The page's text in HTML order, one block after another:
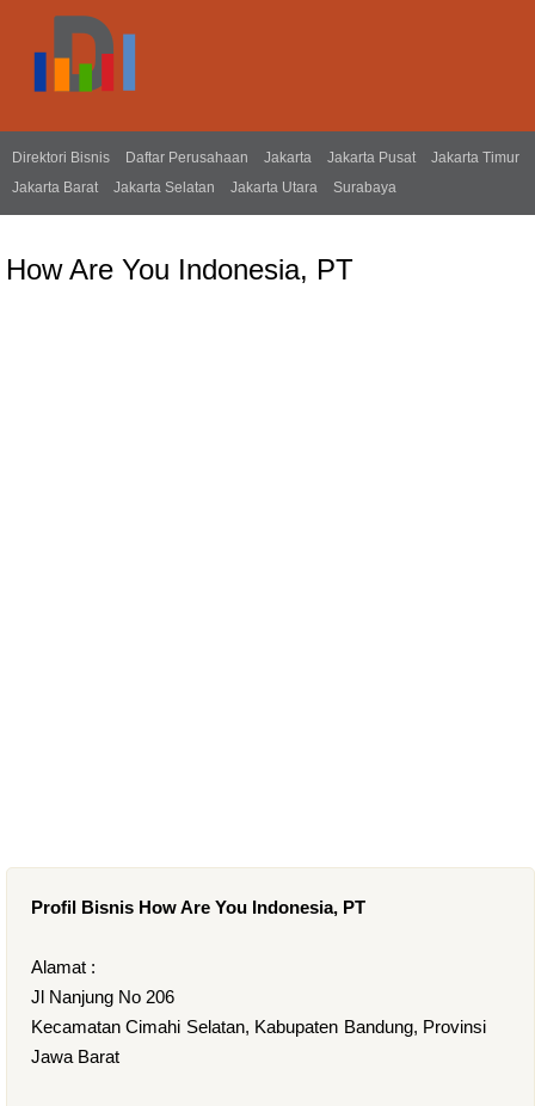
Direktori Bisnis Daftar Perusahaan Jakarta Jakarta Pusat
Jakarta Timur
Jakarta Barat
Jakarta Selatan Jakarta Utara Surabaya
How Are You Indonesia, PT
Profil Bisnis How Are You Indonesia, PT
Alamat :
Jl Nanjung No 206
Kecamatan Cimahi Selatan, Kabupaten Bandung, Provinsi
Jawa Barat